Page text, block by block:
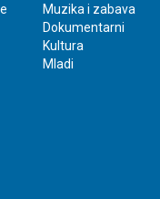
Muzika i zabava
Dokumentarni
Kultura
Mladi